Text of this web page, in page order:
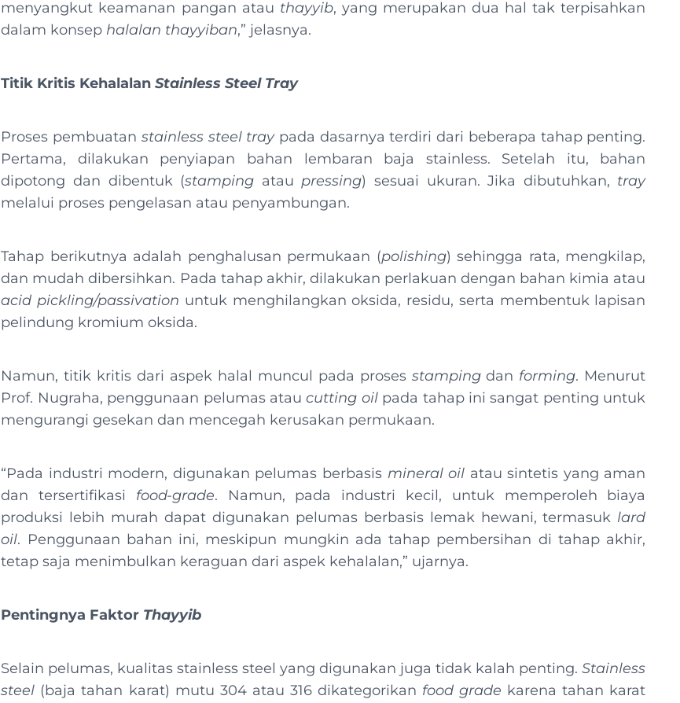
menyangkut keamanan pangan atau thayyib, yang merupakan dua hal tak terpisahkan
dalam konsep halalan thayyiban,” jelasnya.
Titik Kritis KehalalanStainless Steel Tray
Proses pembuatan stainless steel traypada dasarnya terdiri dari beberapa tahap penting.
Pertama, dilakukan penyiapan bahan lembaran baja stainless. Setelah itu, bahan
dipotong dan dibentuk (stamping atau pressing) sesuai ukuran. Jika dibutuhkan, tray
melalui proses pengelasan atau penyambungan.
Tahap berikutnya adalah penghalusan permukaan (polishing) sehingga rata, mengkilap,
dan mudah dibersihkan. Pada tahap akhir, dilakukan perlakuan dengan bahan kimia atau
acid pickling/passivation untuk menghilangkan oksida, residu, serta membentuk lapisan
pelindung kromium oksida.
Namun, titik kritis dari aspek halal muncul pada proses stampingdan forming. Menurut
Prof. Nugraha, penggunaan pelumas ataucutting oilpada tahap ini sangat penting untuk
mengurangi gesekan dan mencegah kerusakan permukaan.
“Pada industri modern, digunakan pelumas berbasis mineraloil atau sintetis yang aman
dan tersertifikasi food-grade. Namun, pada industri kecil, untuk memperoleh biaya
produksi lebih murah dapat digunakan pelumas berbasis lemak hewani, termasuk lard
oil. Penggunaan bahan ini, meskipun mungkin ada tahap pembersihan di tahap akhir,
tetap saja menimbulkan keraguan dari aspek kehalalan,” ujarnya.
Pentingnya Faktor Thayyib
Selain pelumas, kualitas stainless steel yang digunakan juga tidak kalah penting.Stainless
steel (baja tahan karat) mutu 304 atau 316 dikategorikan food grade karena tahan karat